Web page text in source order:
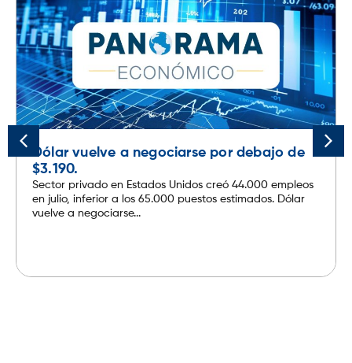
Dólar vuelve a negociarse por debajo de
$3.190.
Sector privado en Estados Unidos creó 44.000 empleos
en julio, inferior a los 65.000 puestos estimados. Dólar
vuelve a negociarse...